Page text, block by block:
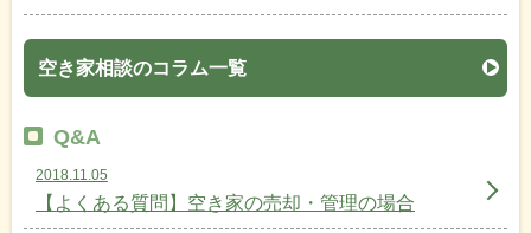
空き家相談のコラム一覧
Q&A
2018.11.05
【よくある質問】空き家の売却・管理の場合